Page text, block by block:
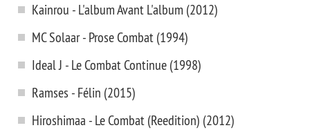
Kainrou - L'album Avant L'album (2012)
MC Solaar - Prose Combat (1994)
Ideal J - Le Combat Continue (1998)
Ramses - Félin (2015)
Hiroshimaa - Le Combat (Reedition) (2012)